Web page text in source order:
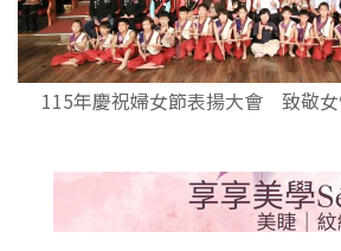
115年慶祝婦女節表揚大會 致敬